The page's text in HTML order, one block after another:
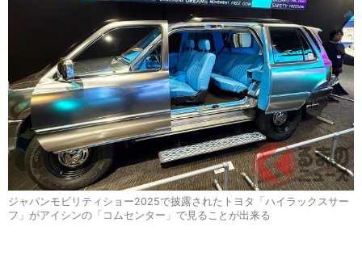
ジャパンモビリティショー2025で披露されたトヨタ「ハイラックスサー
フ」がアイシンの「コムセンター」で見ることが出来る